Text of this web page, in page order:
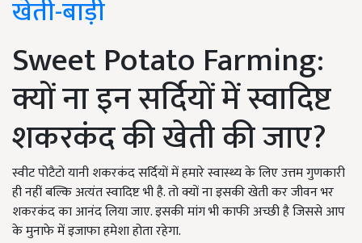
खेती-बाड़ी
Sweet Potato Farming:
क्यों ना इन सर्दियों में स्वादिष्ट
शकरकंद की खेती की जाए?
स्वीट पोटैटो यानी शकरकंद सर्दियों में हमारे स्वास्थ्य के लिए उत्तम गुणकारी
ही नहीं बल्कि अत्यंत स्वादिष्ट भी है. तो क्यों ना इसकी खेती कर जीवन भर
शकरकंद का आनंद लिया जाए. इसकी मांग भी काफी अच्छी है जिससे आप
के मुनाफे में इजाफा हमेशा होता रहेगा.